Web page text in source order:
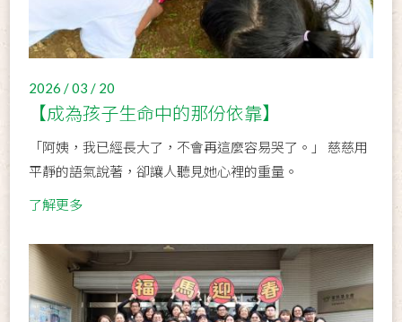
2026 / 03 / 20
【成為孩子生命中的那份依靠】
「阿姨，我已經長大了，不會再這麼容易哭了。」 慈慈用
平靜的語氣說著，卻讓人聽見她心裡的重量。 ​
了解更多